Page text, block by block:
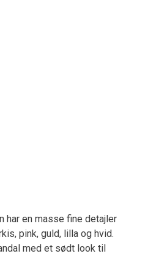
har en masse fine detajler
pink, guld, lilla og hvid.
med et sødt look til